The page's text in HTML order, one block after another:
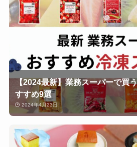
【2024最新】業務スーパーで買
すすめ9選
2024年4月23日